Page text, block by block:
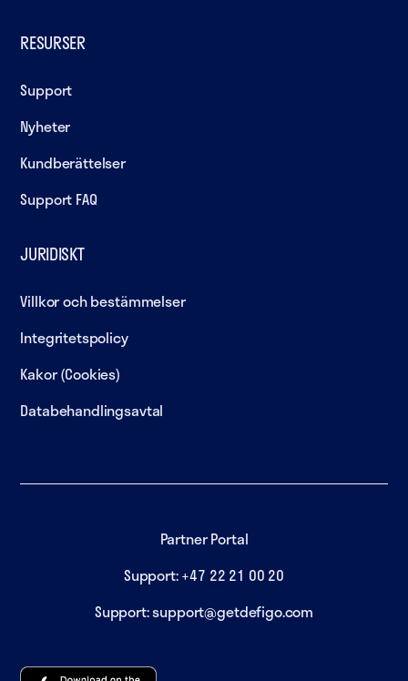
RESURSER
Support
Nyheter
Kundberättelser
Support FAQ
JURIDISKT
Villkor och bestämmelser
Integritetspolicy
Kakor (Cookies)
Databehandlingsavtal
Partner Portal
Support: +47 22 21 00 20
Support: support@getdefigo.com